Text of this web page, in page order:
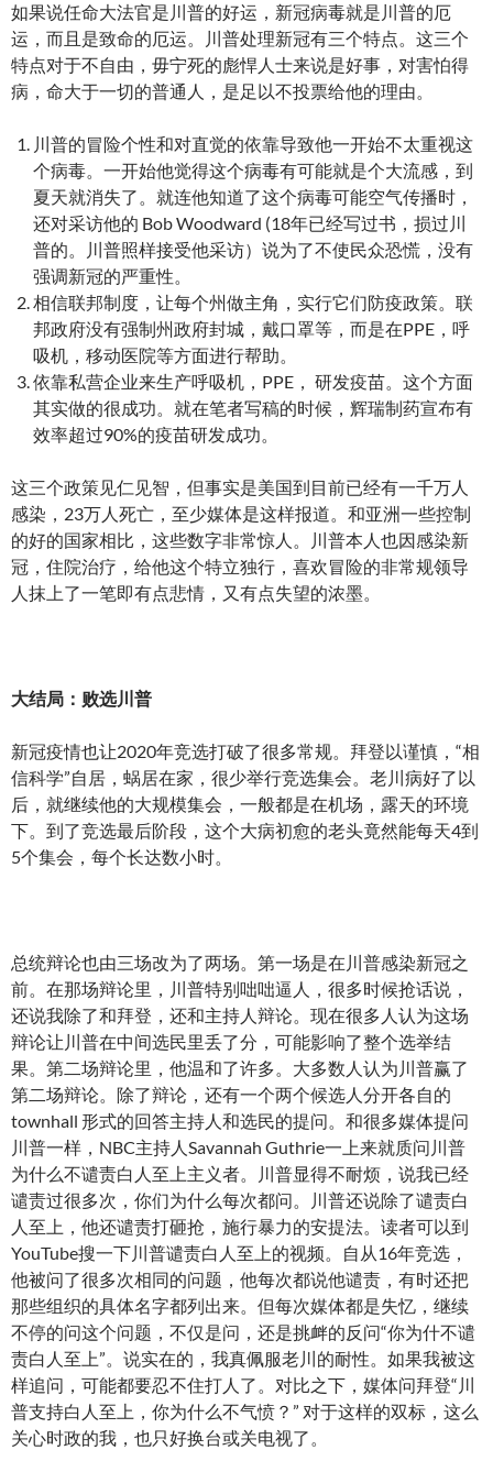
如果说任命大法官是川普的好运，新冠病毒就是川普的厄
运，而且是致命的厄运。川普处理新冠有三个特点。这三个
特点对于不自由，毋宁死的彪悍人士来说是好事，对害怕得
病，命大于一切的普通人，是足以不投票给他的理由。
川普的冒险个性和对直觉的依靠导致他一开始不太重视这
个病毒。一开始他觉得这个病毒有可能就是个大流感，到
夏天就消失了。就连他知道了这个病毒可能空气传播时，
还对采访他的 Bob Woodward (18年已经写过书，损过川
普的。川普照样接受他采访）说为了不使民众恐慌，没有
强调新冠的严重性。
相信联邦制度，让每个州做主角，实行它们防疫政策。联
邦政府没有强制州政府封城，戴口罩等，而是在PPE，呼
吸机，移动医院等方面进行帮助。
依靠私营企业来生产呼吸机，PPE， 研发疫苗。这个方面
其实做的很成功。就在笔者写稿的时候，辉瑞制药宣布有
效率超过90%的疫苗研发成功。
这三个政策见仁见智，但事实是美国到目前已经有一千万人
感染，23万人死亡，至少媒体是这样报道。和亚洲一些控制
的好的国家相比，这些数字非常惊人。川普本人也因感染新
冠，住院治疗，给他这个特立独行，喜欢冒险的非常规领导
人抹上了一笔即有点悲情，又有点失望的浓墨。
大结局：败选川普
新冠疫情也让2020年竞选打破了很多常规。拜登以谨慎，“相
信科学”自居，蜗居在家，很少举行竞选集会。老川病好了以
后，就继续他的大规模集会，一般都是在机场，露天的环境
下。到了竞选最后阶段，这个大病初愈的老头竟然能每天4到
5个集会，每个长达数小时。
总统辩论也由三场改为了两场。第一场是在川普感染新冠之
前。在那场辩论里，川普特别咄咄逼人，很多时候抢话说，
还说我除了和拜登，还和主持人辩论。现在很多人认为这场
辩论让川普在中间选民里丢了分，可能影响了整个选举结
果。第二场辩论里，他温和了许多。大多数人认为川普赢了
第二场辩论。除了辩论，还有一个两个候选人分开各自的
townhall 形式的回答主持人和选民的提问。和很多媒体提问
川普一样，NBC主持人Savannah Guthrie一上来就质问川普
为什么不谴责白人至上主义者。川普显得不耐烦，说我已经
谴责过很多次，你们为什么每次都问。川普还说除了谴责白
人至上，他还谴责打砸抢，施行暴力的安提法。读者可以到
YouTube搜一下川普谴责白人至上的视频。自从16年竞选，
他被问了很多次相同的问题，他每次都说他谴责，有时还把
那些组织的具体名字都列出来。但每次媒体都是失忆，继续
不停的问这个问题，不仅是问，还是挑衅的反问“你为什不谴
责白人至上”。说实在的，我真佩服老川的耐性。如果我被这
样追问，可能都要忍不住打人了。对比之下，媒体问拜登“川
普支持白人至上，你为什么不气愤？” 对于这样的双标，这么
关心时政的我，也只好换台或关电视了。